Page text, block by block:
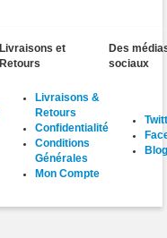
Livraisons et
Retours
Des
sociaux
Livraisons &
Retours
Confidentialité
Conditions
Générales
Mon Compte
Blog